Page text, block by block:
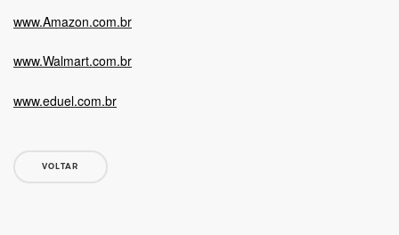
www.Amazon.com.br
www.Walmart.com.br
www.eduel.com.br
VOLTAR